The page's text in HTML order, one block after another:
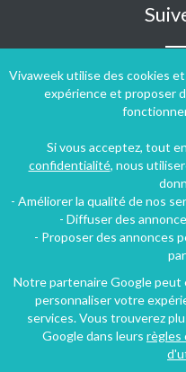
Vivaweek utilise des cookies
expérience et proposer
Si vous acceptez, tout
confidentialité, nous
- Améliorer la qualité de nos
- Diffuser des
- Proposer des annonces
Notre partenaire Google peut
personnaliser votre
services. Vous trouverez
Google dans leurs règles
Conditions générales
Copyright © 2009 ‐ 2026
Dernière mise à